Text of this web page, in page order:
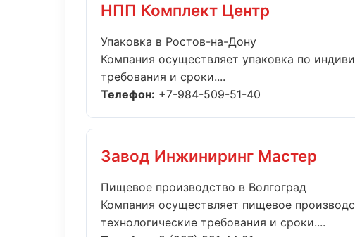
НПП Комплект Центр
Упаковка в Ростов-на-Дону
Компания осуществляет упаковка по
требования и сроки....
Телефон: +7-984-509-51-40
Завод Инжиниринг Мастер
Пищевое производство в Волгоград
Компания осуществляет пищевое
технологические требования и сроки....